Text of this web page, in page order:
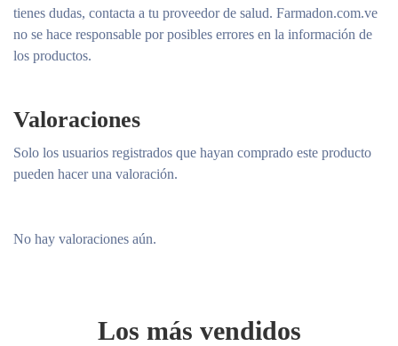
tienes dudas, contacta a tu proveedor de salud. Farmadon.com.ve
no se hace responsable por posibles errores en la información de
los productos.
Valoraciones
No hay valoraciones aún.
Solo los usuarios registrados que hayan comprado este producto
pueden hacer una valoración.
Los más vendidos